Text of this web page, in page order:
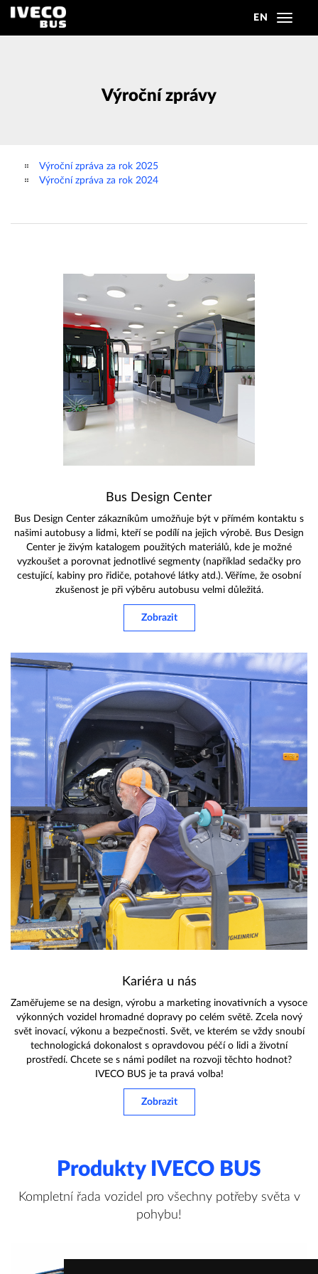
EN
Toggle
Výroční zprávy
Výroční zpráva za rok 2025
Výroční zpráva za rok 2024
Bus Design Center
Bus Design Center zákazníkům umožňuje být v přímém kontaktu s
našimi autobusy a lidmi, kteří se podílí na jejich výrobě. Bus Design
Center je živým katalogem použitých materiálů, kde je možné
vyzkoušet a porovnat jednotlivé segmenty (například sedačky pro
cestující, kabiny pro řidiče, potahové látky atd.). Věříme, že osobní
zkušenost je při výběru autobusu velmi důležitá.
Zobrazit
Kariéra u nás
Zaměřujeme se na design, výrobu a marketing inovativních a vysoce
výkonných vozidel hromadné dopravy po celém světě. Zcela nový
svět inovací, výkonu a bezpečnosti. Svět, ve kterém se vždy snoubí
technologická dokonalost s opravdovou péčí o lidi a životní
prostředí. Chcete se s námi podílet na rozvoji těchto hodnot?
IVECO BUS je ta pravá volba!
Zobrazit
Produkty IVECO BUS
Kompletní řada vozidel pro všechny potřeby světa v
pohybu!